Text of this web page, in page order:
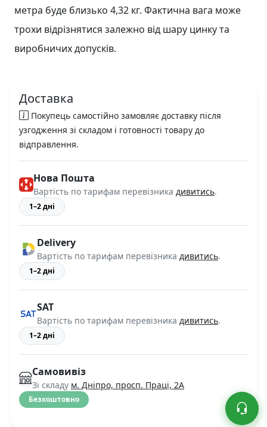
метра буде близько 4,32 кг. Фактична вага може
трохи відрізнятися залежно від шару цинку та
виробничих допусків.
Доставка
Покупець самостійно замовляє доставку після
узгодження зі складом і готовності товару до
відправлення.
Нова Пошта
Вартість по тарифам перевізника дивитись.
1–2 дні
Delivery
Вартість по тарифам перевізника дивитись.
1–2 дні
SAT
Вартість по тарифам перевізника дивитись.
1–2 дні
Самовивіз
Зі складу м. Дніпро, просп. Праці, 2А
Безкоштовно